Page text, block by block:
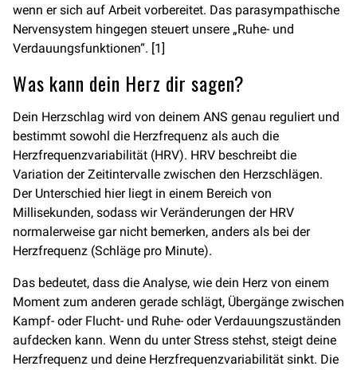
wenn er sich auf Arbeit vorbereitet. Das parasympathische
Nervensystem hingegen steuert unsere „Ruhe- und
Verdauungsfunktionen“. [1]
Was kann dein Herz dir sagen?
Dein Herzschlag wird von deinem ANS genau reguliert und
bestimmt sowohl die Herzfrequenz als auch die
Herzfrequenzvariabilität (HRV). HRV beschreibt die
Variation der Zeitintervalle zwischen den Herzschlägen.
Der Unterschied hier liegt in einem Bereich von
Millisekunden, sodass wir Veränderungen der HRV
normalerweise gar nicht bemerken, anders als bei der
Herzfrequenz (Schläge pro Minute).
Das bedeutet, dass die Analyse, wie dein Herz von einem
Moment zum anderen gerade schlägt, Übergänge zwischen
Kampf- oder Flucht- und Ruhe- oder Verdauungszuständen
aufdecken kann. Wenn du unter Stress stehst, steigt deine
Herzfrequenz und deine Herzfrequenzvariabilität sinkt. Die